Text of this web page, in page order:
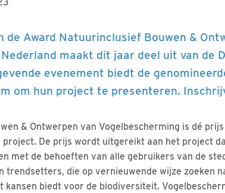
de Award Natuurinclusief Bouwen &
maakt dit jaar deel uit van de
evenement biedt de
om hun project te presenteren.
& Ontwerpen van Vogelbescherming is dé
De prijs wordt uitgereikt aan het project
met de behoeften van alle gebruikers van de
trendsetters, die op vernieuwende wijze zoeken
kansen biedt voor de biodiversiteit.